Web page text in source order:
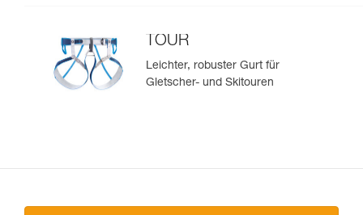
TOUR
Leichter, robuster Gurt für
Gletscher- und Skitouren